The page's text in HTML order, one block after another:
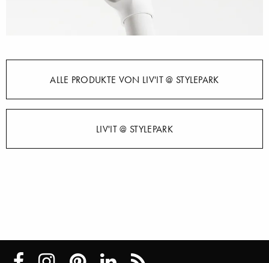
ALLE PRODUKTE VON LIV'IT @ STYLEPARK
LIV'IT @ STYLEPARK